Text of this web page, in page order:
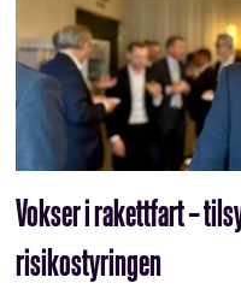
Vokser i rakettfart –
risikostyringen